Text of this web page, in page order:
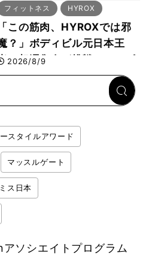
年の大会も準備」
フィットネス HYROX
「この筋肉、HYROXでは邪
？」ボディビル元日本王
・相澤隼人が挑戦 バーピ
では驚異の種目2位
2026/8/9
スタイルアワード
マッスルゲート
ミス日本
ソシエイトプログラム